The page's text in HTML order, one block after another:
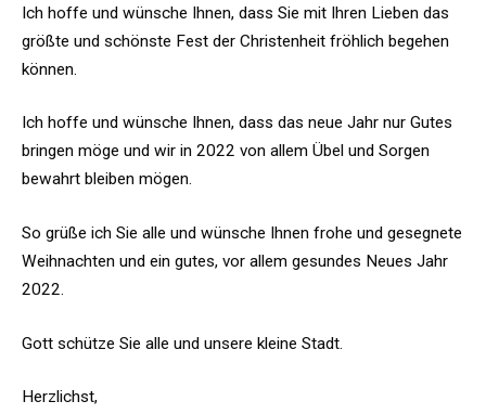
Ich hoffe und wünsche Ihnen, dass Sie mit Ihren Lieben das
größte und schönste Fest der Christenheit fröhlich begehen
können.
Ich hoffe und wünsche Ihnen, dass das neue Jahr nur Gutes
bringen möge und wir in 2022 von allem Übel und Sorgen
bewahrt bleiben mögen.
So grüße ich Sie alle und wünsche Ihnen frohe und gesegnete
Weihnachten und ein gutes, vor allem gesundes Neues Jahr
2022.
Gott schütze Sie alle und unsere kleine Stadt.
Herzlichst,